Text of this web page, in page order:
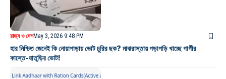
রাজ্য ও দেশMay 3, 2026 9:48 PM
হার নিশ্চিত জেনেই কি নোয়াপাড়ায় ভোট চুরির ছক? মাঝরাস্তায় গড়াগড়ি খাচ্ছে গার্গীর
কাস্তে-হাতুড়ির ভোট!